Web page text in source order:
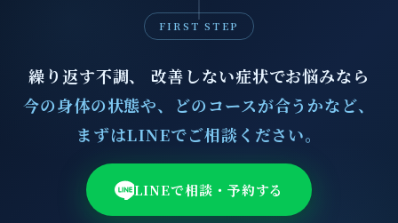
FIRST STEP
繰り返す不調、 改善しない症状でお悩みなら
今の身体の状態や、どのコースが合うかなど、
まずはLINEでご相談ください。
LINEで相談・予約する